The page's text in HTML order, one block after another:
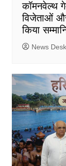
कॉमनवेल्थ
विजेताओं
किया
News Desk